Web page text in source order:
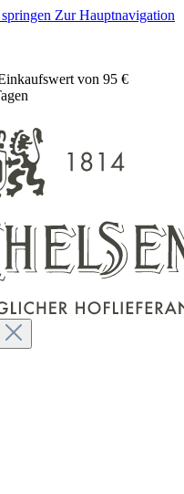
Zur Hauptnavigation
von 95 €